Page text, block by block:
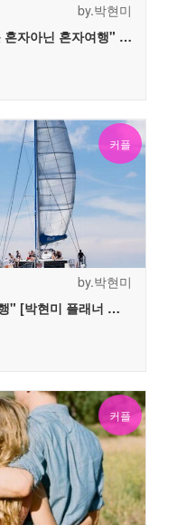
by.박현미
여행" [박현미 플래너 추천]
커플
by.박현미
현미 플래너 추천]
커플